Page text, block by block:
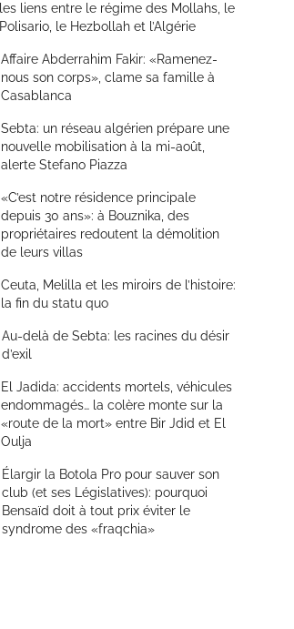
les liens entre le régime des Mollahs, le
Polisario, le Hezbollah et l’Algérie
Affaire Abderrahim Fakir: «Ramenez-
nous son corps», clame sa famille à
Casablanca
Sebta: un réseau algérien prépare une
nouvelle mobilisation à la mi-août,
alerte Stefano Piazza
«C’est notre résidence principale
depuis 30 ans»: à Bouznika, des
propriétaires redoutent la démolition
de leurs villas
Ceuta, Melilla et les miroirs de l’histoire:
la fin du statu quo
Au-delà de Sebta: les racines du désir
d’exil
El Jadida: accidents mortels, véhicules
endommagés… la colère monte sur la
«route de la mort» entre Bir Jdid et El
Oulja
Élargir la Botola Pro pour sauver son
club (et ses Législatives): pourquoi
Bensaïd doit à tout prix éviter le
syndrome des «fraqchia»